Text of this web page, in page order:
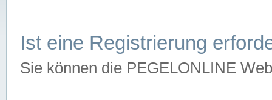
Ist eine Registrierung
Sie können die PEGELONLINE